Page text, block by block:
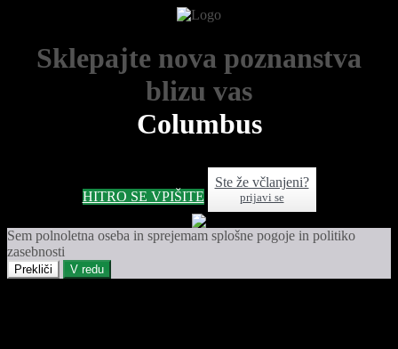
Sklepajte nova poznanstva
blizu vas
Columbus
HITRO SE VPIŠITE
Ste že včlanjeni?
prijavi se
Sem polnoletna oseba in sprejemam splošne pogoje in politiko
zasebnosti
Prekliči V redu